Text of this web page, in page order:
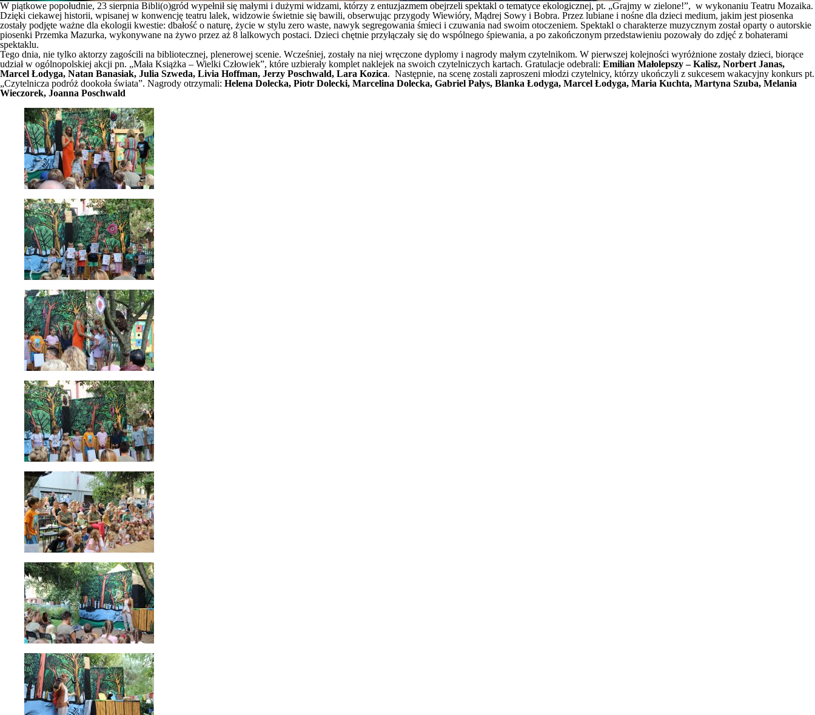
W piątkowe popołudnie, 23 sierpnia Bibli(o)gród wypełnił się małymi i dużymi widzami, którzy z entuzjazmem obejrzeli spektakl o tematyce ekologicznej, pt. „Grajmy w zielone!”, w wykonaniu Teatru Mozaika.
Dzięki ciekawej historii, wpisanej w konwencję teatru lalek, widzowie świetnie się bawili, obserwując przygody Wiewióry, Mądrej Sowy i Bobra. Przez lubiane i nośne dla dzieci medium, jakim jest piosenka
zostały podjęte ważne dla ekologii kwestie: dbałość o naturę, życie w stylu zero waste, nawyk segregowania śmieci i czuwania nad swoim otoczeniem. Spektakl o charakterze muzycznym został oparty o autorskie
piosenki Przemka Mazurka, wykonywane na żywo przez aż 8 lalkowych postaci. Dzieci chętnie przyłączały się do wspólnego śpiewania, a po zakończonym przedstawieniu pozowały do zdjęć z bohaterami
spektaklu.
Tego dnia, nie tylko aktorzy zagościli na bibliotecznej, plenerowej scenie. Wcześniej, zostały na niej wręczone dyplomy i nagrody małym czytelnikom. W pierwszej kolejności wyróżnione zostały dzieci, biorące
udział w ogólnopolskiej akcji pn. „Mała Książka – Wielki Człowiek”, które uzbierały komplet naklejek na swoich czytelniczych kartach. Gratulacje odebrali: Emilian Małolepszy – Kalisz, Norbert Janas,
Marcel Łodyga, Natan Banasiak, Julia Szweda, Livia Hoffman, Jerzy Poschwald, Lara Kozica. Następnie, na scenę zostali zaproszeni młodzi czytelnicy, którzy ukończyli z sukcesem wakacyjny konkurs pt.
„Czytelnicza podróż dookoła świata”. Nagrody otrzymali: Helena Dolecka, Piotr Dolecki, Marcelina Dolecka, Gabriel Pałys, Blanka Łodyga, Marcel Łodyga, Maria Kuchta, Martyna Szuba, Melania
Wieczorek, Joanna Poschwald